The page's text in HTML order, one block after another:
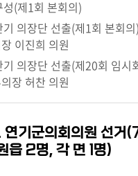
성(제1회 본회의)
기 의장단 선출(제1회 본회
이진희 의원
기 의장단 선출(제20회 임시
장 허찬 의원
기군의회의원 선거
읍 2명, 각 면 1명)